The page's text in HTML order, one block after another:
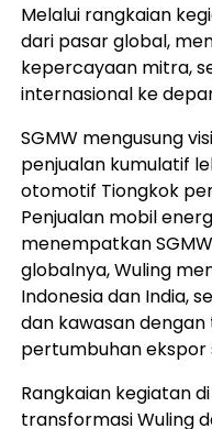
Melalui rangkaian
dari pasar global,
kepercayaan mitra,
internasional ke
SGMW mengusung visi
penjualan kumulatif
otomotif Tiongkok
Penjualan mobil
menempatkan
globalnya, Wuling
Indonesia dan India,
dan kawasan
pertumbuhan
Rangkaian kegiatan
transformasi Wuling